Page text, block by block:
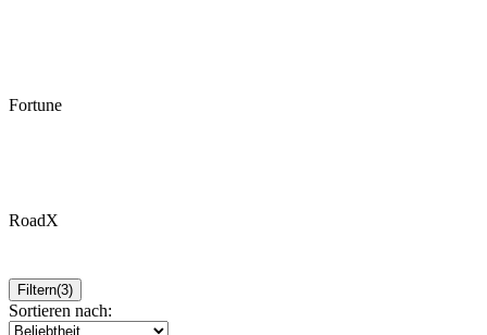
Fortune
RoadX
Filtern(3)
Sortieren nach: